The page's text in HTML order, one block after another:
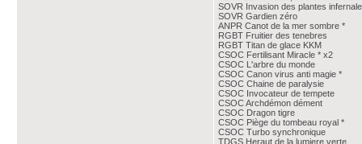
SOVR Invasion des plantes
SOVR Gardien zéro
ANPR Canot de la mer sombre *
RGBT Fruitier des tenebres
RGBT Titan de glace KKM
CSOC Fertilisant Miracle * x2
CSOC L'arbre du monde
CSOC Canon virus anti magie *
CSOC Chaine de paralysie
CSOC Invocateur de tempete
CSOC Archdémon dément
CSOC Dragon tigre
CSOC Piège du tombeau royal *
CSOC Turbo synchronique
TDGS Heraut de la lumiere verte